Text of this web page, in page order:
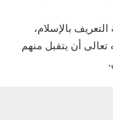
بالإسلام،
تعالى أن يتقبل منهم